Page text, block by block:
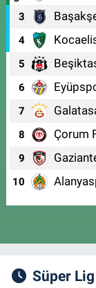
3
4
5
6
7
8 Çorum
9
10
Süper